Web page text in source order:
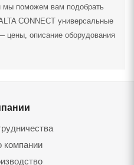
мы поможем вам подобрать
CONNECT универсальные
цены, описание оборудования